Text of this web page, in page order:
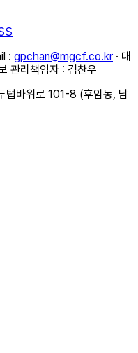
: gpchan@mgcf.co.kr · 대
관리책임자 : 김찬우
텁바위로 101-8 (후암동, 남